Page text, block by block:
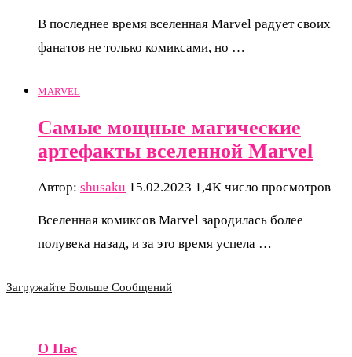
В последнее время вселенная Marvel радует своих
фанатов не только комиксами, но …
MARVEL
Самые мощные магические
артефакты вселенной Marvel
Автор: shusaku 15.02.2023 1,4K число просмотров
Вселенная комиксов Marvel зародилась более
полувека назад, и за это время успела …
Загружайте Больше Сообщений
О Нас